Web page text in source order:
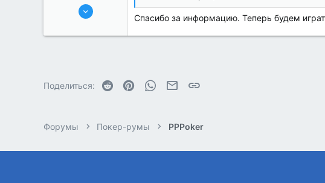
11 Авг 2022
1
Спасибо за информацию. Теперь будем
Поделиться: Reddit PinterestWhatsAppЭлектронная почта
Форумы Покер-румы PPPoker